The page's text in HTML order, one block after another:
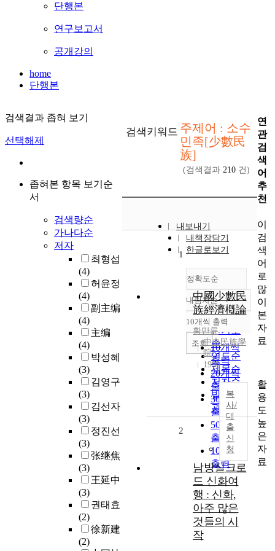
단행본
연구보고서
공개강의
home
단행본
검색결과 좁혀 보기
선택해제
좁혀본 항목 보기순
서
검색량순
가나다순
저자
최형섭
(4)
허윤정
(4)
副主编
(4)
主编
(4)
박성혜
(3)
김영구
(3)
김선자
(3)
정진선
(3)
张继焦
(3)
王延中
(3)
권태효
(2)
徐新建
(2)
검색키워드 주제어 : 소수
민족[少數民
族]
(검색결과 210 건)
내보내기
내책장담기
한글로보기
정확도순
정확도
순
인기도
순
연도순
제목순
저자순
발행기
관순
내림차순
내림차순
10개씩 출력
10개씩
출력
20개씩
출력
30개씩
출력
50개씩
출력
100개씩
출력
조회
1
中國少數民
族經濟槪論
황만륜
中央民族學
院
1990
복
사/
대
출
신
청
2
남방실크로
드 신화여
행 : 신화,
아주 많은
것들의 시
작
연
관
검
색
어
추
천
이
검
색
어
로
많
이
본
자
료
활
용
도
높
은
자
료